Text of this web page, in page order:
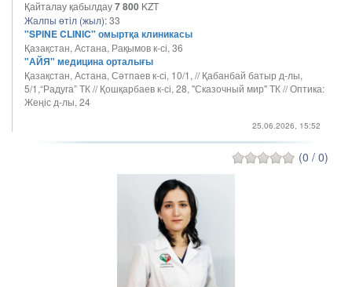
Қайталау қабылдау7 800 KZT
Жалпы өтіл (жыл):33
"SPINE CLINIC" омыртқа клиникасы
Қазақстан, Астана, Рақымов к-сі, 36
"АЙЯ" медицина орталығы
Қазақстан, Астана, Сәтпаев к-сі, 10/1, // Қабанбай батыр д-лы,
5/1,“Радуга” ТК // Қошқарбаев к-сі, 28, "Сказочный мир" ТК // Оптика:
Жеңіс д-лы, 24
25.06.2026, 15:52
(0 / 0)